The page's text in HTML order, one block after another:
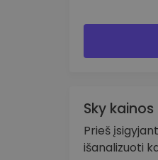
Sky
Prieš
išanalizuoti